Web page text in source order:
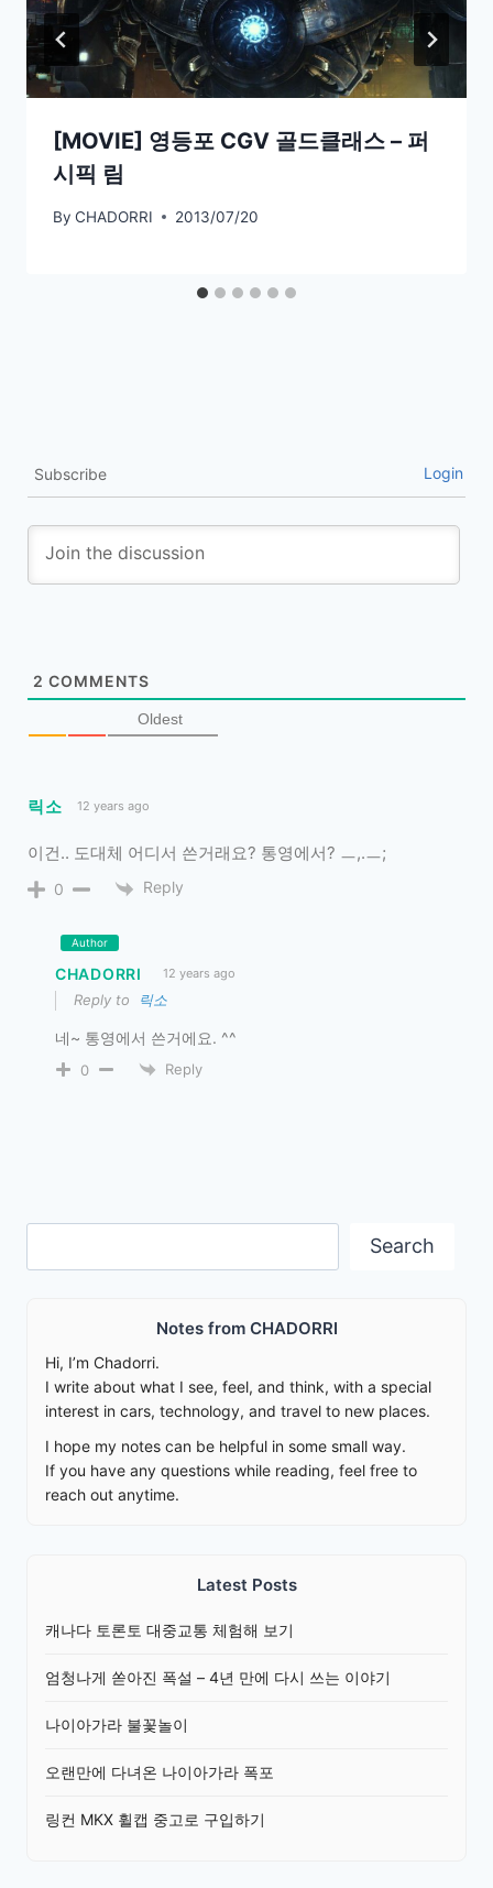
[MOVIE] 영등포 CGV 골드클래스 – 퍼
시픽 림
By CHADORRI 2013/07/20
Subscribe Login
2 COMMENTS
Oldest
릭소 12 years ago
이건.. 도대체 어디서 쓴거래요? 통영에서? ㅡ,.ㅡ;
0 Reply
Author
CHADORRI 12 years ago
Reply to 릭소
네~ 통영에서 쓴거에요. ^^
0 Reply
Search
Notes from CHADORRI
Hi, I’m Chadorri.
I write about what I see, feel, and think, with a special
interest in cars, technology, and travel to new places.
I hope my notes can be helpful in some small way.
If you have any questions while reading, feel free to
reach out anytime.
Latest Posts
캐나다 토론토 대중교통 체험해 보기
엄청나게 쏟아진 폭설 – 4년 만에 다시 쓰는 이야기
나이아가라 불꽃놀이
오랜만에 다녀온 나이아가라 폭포
링컨 MKX 휠캡 중고로 구입하기